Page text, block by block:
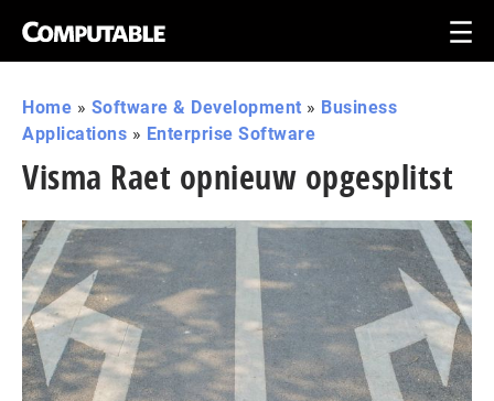
Home » Software & Development » Business
Applications » Enterprise Software
Visma Raet opnieuw opgesplitst